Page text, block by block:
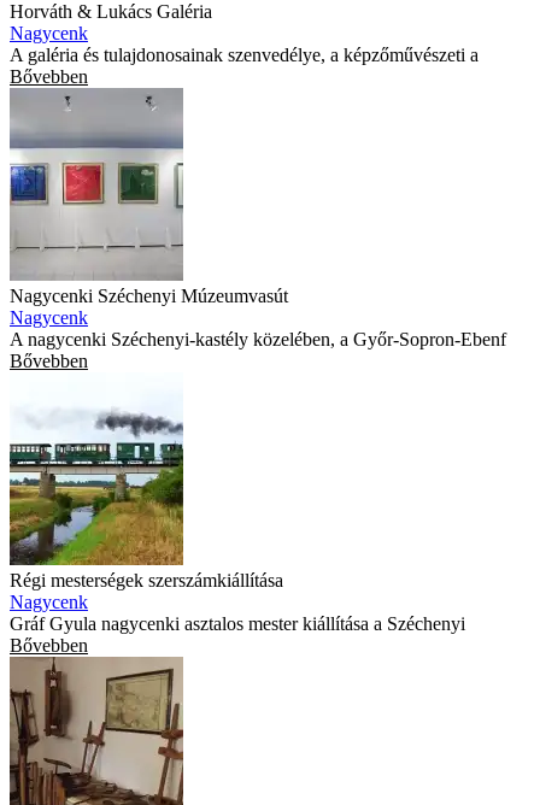
Horváth & Lukács Galéria
Nagycenk
A galéria és tulajdonosainak szenvedélye, a képzőművészeti a
Bővebben
Nagycenki Széchenyi Múzeumvasút
Nagycenk
A nagycenki Széchenyi-kastély közelében, a Győr-Sopron-Ebenf
Bővebben
Régi mesterségek szerszámkiállítása
Nagycenk
Gráf Gyula nagycenki asztalos mester kiállítása a Széchenyi
Bővebben